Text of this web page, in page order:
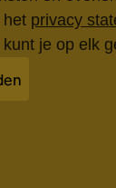
het privacy
kunt je op elk